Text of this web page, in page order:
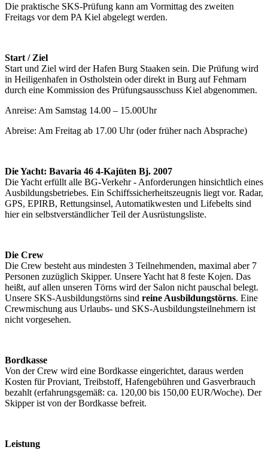
Die praktische SKS-Prüfung kann am Vormittag des zweiten
Freitags vor dem PA Kiel abgelegt werden.
Start / Ziel
Start und Ziel wird der Hafen Burg Staaken sein. Die Prüfung wird
in Heiligenhafen in Ostholstein oder direkt in Burg auf Fehmarn
durch eine Kommission des Prüfungsausschuss Kiel abgenommen.
Anreise: Am Samstag 14.00 – 15.00Uhr
Abreise: Am Freitag ab 17.00 Uhr (oder früher nach Absprache)
Die Yacht: Bavaria 46 4-Kajüten Bj. 2007
Die Yacht erfüllt alle BG-Verkehr - Anforderungen hinsichtlich eines
Ausbildungsbetriebes. Ein Schiffssicherheitszeugnis liegt vor. Radar,
GPS, EPIRB, Rettungsinsel, Automatikwesten und Lifebelts sind
hier ein selbstverständlicher Teil der Ausrüstungsliste.
Die Crew
Die Crew besteht aus mindesten 3 Teilnehmenden, maximal aber 7
Personen zuzüglich Skipper. Unsere Yacht hat 8 feste Kojen. Das
heißt, auf allen unseren Törns wird der Salon nicht pauschal belegt.
Unsere SKS-Ausbildungstörns sind reine Ausbildungstörns. Eine
Crewmischung aus Urlaubs- und SKS-Ausbildungsteilnehmern ist
nicht vorgesehen.
Bordkasse
Von der Crew wird eine Bordkasse eingerichtet, daraus werden
Kosten für Proviant, Treibstoff, Hafengebühren und Gasverbrauch
bezahlt (erfahrungsgemäß: ca. 120,00 bis 150,00 EUR/Woche). Der
Skipper ist von der Bordkasse befreit.
Leistung